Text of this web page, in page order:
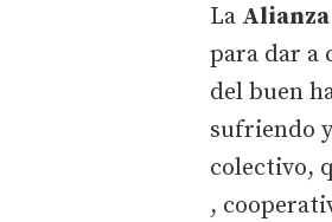
La
para dar a
del buen
sufriendo
colectivo,
,